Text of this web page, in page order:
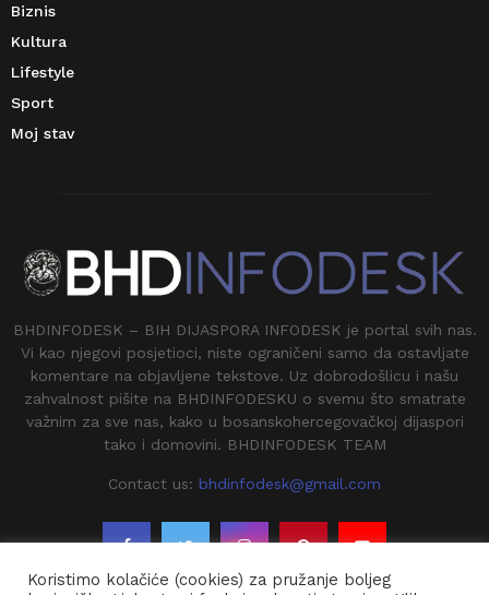
Biznis
Kultura
Lifestyle
Sport
Moj stav
BHDINFODESK – BIH DIJASPORA INFODESK je portal svih nas.
Vi kao njegovi posjetioci, niste ograničeni samo da ostavljate
komentare na objavljene tekstove. Uz dobrodošlicu i našu
zahvalnost pišite na BHDINFODESKU o svemu što smatrate
važnim za sve nas, kako u bosanskohercegovačkoj dijaspori
tako i domovini. BHDINFODESK TEAM
Contact us: bhdinfodesk@gmail.com
Koristimo kolačiće (cookies) za pružanje boljeg